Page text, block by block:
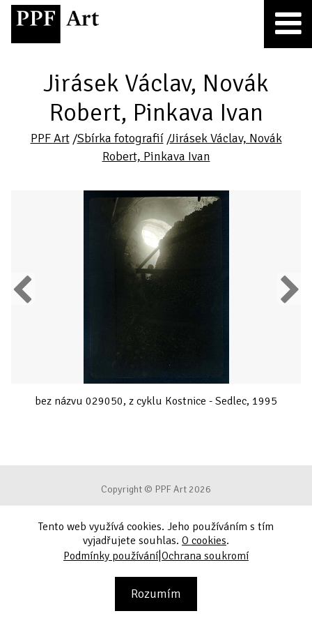
Jirásek Václav, Novák
Robert, Pinkava Ivan
PPF Art/Sbírka fotografií/Jirásek Václav, Novák
Robert, Pinkava Ivan
Previous
bez názvu 029050, z cyklu Kostnice - Sedlec, 1995
Next
Copyright © PPF Art 2026
Podmínky používání
Ochrana soukromí
Tento web využívá cookies. Jeho používáním s tím
vyjadřujete souhlas. O cookies.
Podmínky používání|Ochrana soukromí
Rozumím